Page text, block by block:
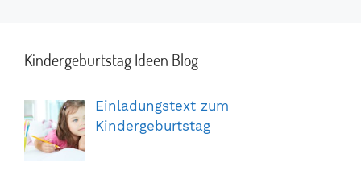
Kindergeburtstag Ideen Blog
Einladungstext zum
Kindergeburtstag